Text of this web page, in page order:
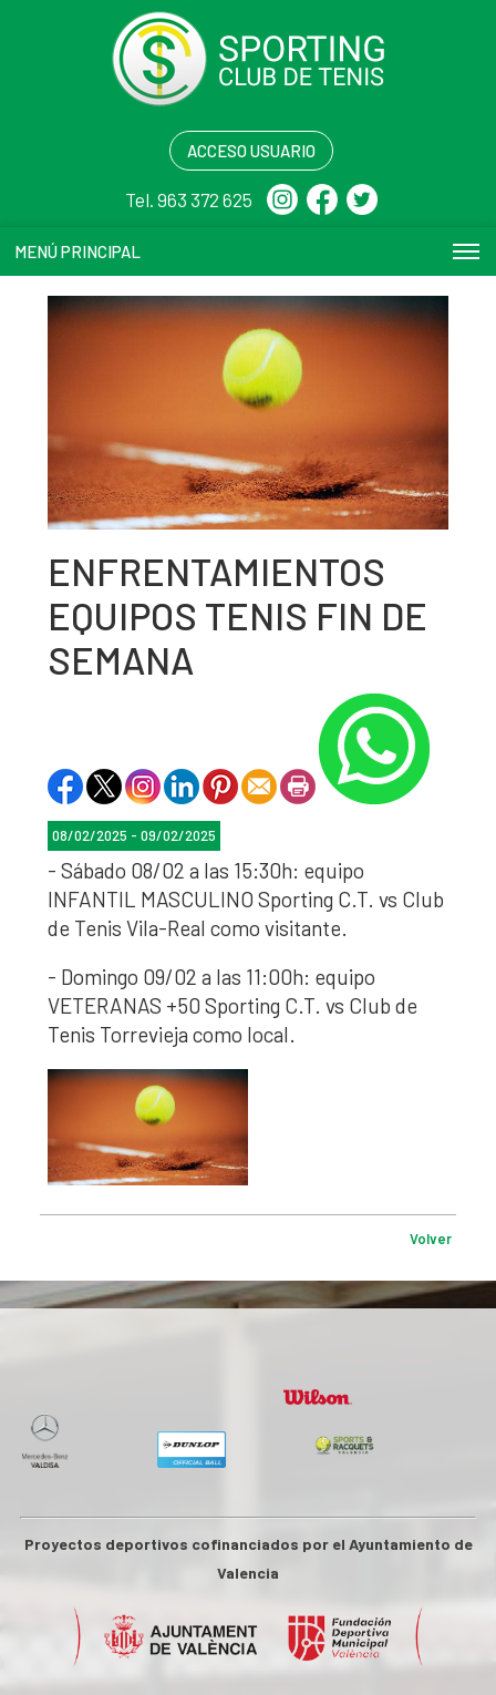
ACCESO USUARIO
Tel. 963 372 625
MENÚ PRINCIPAL
ENFRENTAMIENTOS
EQUIPOS TENIS FIN DE
SEMANA
08/02/2025 - 09/02/2025
- Sábado 08/02 a las 15:30h: equipo
INFANTIL MASCULINO Sporting C.T. vs Club
de Tenis Vila-Real como visitante.
- Domingo 09/02 a las 11:00h: equipo
VETERANAS +50 Sporting C.T. vs Club de
Tenis Torrevieja como local.
Volver
Proyectos deportivos cofinanciados por el Ayuntamiento de
Valencia